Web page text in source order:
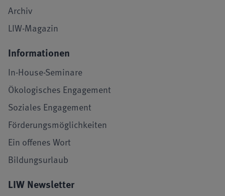
Archiv
LIW-Magazin
Informationen
In-House-Seminare
Ökologisches Engagement
Soziales Engagement
Förderungsmöglichkeiten
Ein offenes Wort
Bildungsurlaub
LIW Newsletter